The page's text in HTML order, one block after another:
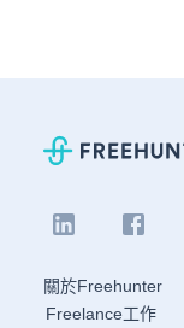
關於Freehunter
Freelance工作